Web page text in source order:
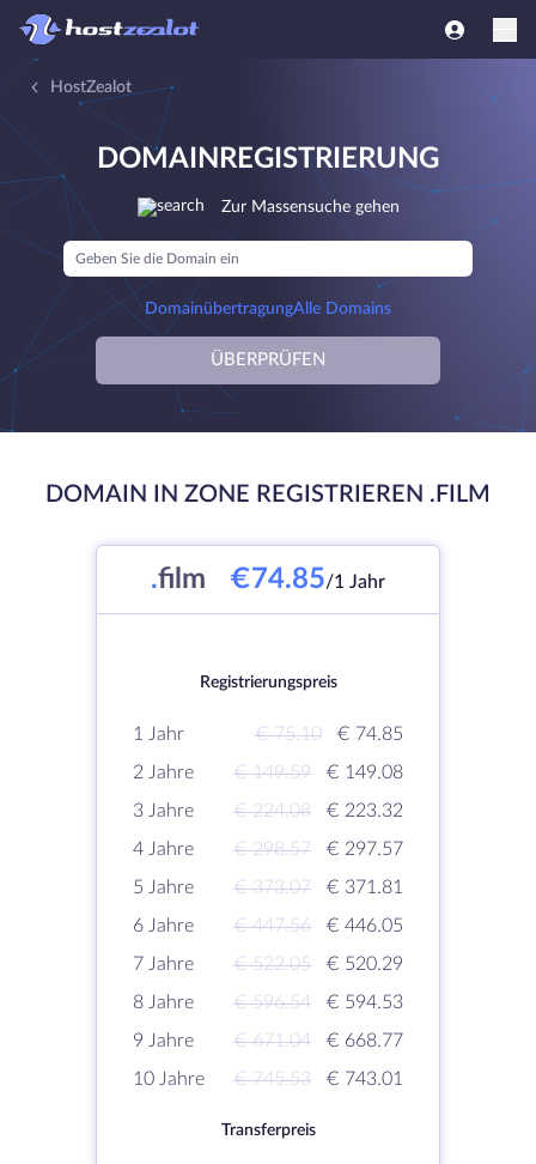
HostZealot
DOMAINREGISTRIERUNG
Zur Massensuche gehen
DomainübertragungAlle Domains
ÜBERPRÜFEN
DOMAIN IN ZONE REGISTRIEREN .FILM
.film €74.85/1 Jahr
Registrierungspreis
1 Jahr € 75.10
€ 74.85
2 Jahre
€ 149.59
€ 149.08
3 Jahre
€ 224.08
€ 223.32
4 Jahre
€ 298.57
€ 297.57
5 Jahre
€ 373.07
€ 371.81
6 Jahre
€ 447.56
€ 446.05
7 Jahre
€ 522.05
€ 520.29
8 Jahre
€ 596.54
€ 594.53
9 Jahre
€ 671.04
€ 668.77
10 Jahre
€ 745.53 € 743.01
Transferpreis